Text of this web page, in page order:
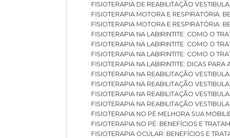
FISIOTERAPIA DE REABILITAÇÃO
FISIOTERAPIA MOTORA E RESPIRATÓRIA:
FISIOTERAPIA MOTORA E RESPIRATÓRIA:
FISIOTERAPIA NA LABIRINTITE: COMO O
FISIOTERAPIA NA LABIRINTITE: COMO O
FISIOTERAPIA NA LABIRINTITE: COMO O
FISIOTERAPIA NA LABIRINTITE: DICAS PARA
FISIOTERAPIA NA REABILITAÇÃO
FISIOTERAPIA NA REABILITAÇÃO
FISIOTERAPIA NA REABILITAÇÃO
FISIOTERAPIA NA REABILITAÇÃO
FISIOTERAPIA NO PÉ MELHORA SUA
FISIOTERAPIA NO PÉ: BENEFÍCIOS E
FISIOTERAPIA OCULAR: BENEFÍCIOS E